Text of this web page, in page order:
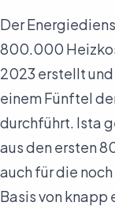
Der
800.000
2023 erstellt
einem Fünftel
durchführt. Ista
aus den ersten
auch für die
Basis von knapp